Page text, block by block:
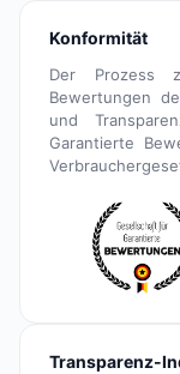
Konformität
Der Prozess
Bewertungen
und
Garantierte
Transparenz-